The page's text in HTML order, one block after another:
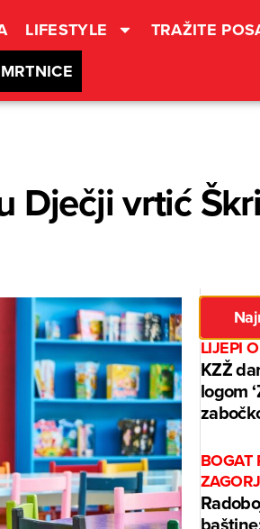
LIFESTYLE TRAŽITE
Dječji vrtić
LIJEPI
KZŽ
logom
BOGAT